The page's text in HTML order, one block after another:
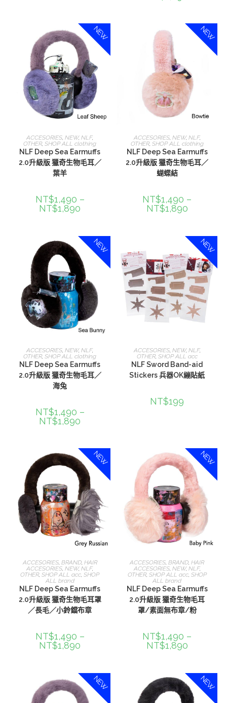
NEW
選擇規格
ACCESORIES,NEW,NLF,
OTHER,SHOP ALL clothing
NLF Deep Sea Earmuffs
2.0升級版 獵奇生物毛耳／
葉羊
NT$1,490 –
NT$1,890
NEW
選擇規格
ACCESORIES, NEW, NLF,
OTHER, SHOP ALL clothing
NLF Deep Sea Earmuffs
2.0升級版 獵奇生物毛耳／
蝴蝶結
NT$1,490 –
NT$1,890
NEW
選擇規格
ACCESORIES ,NEW,NLF,
OTHER,SHOP ALL clothing
NLF Deep Sea Earmuffs
2.0升級版 獵奇生物毛耳／
海兔
NT$1,490 –
NT$1,890
NEW
加入購物車
ACCESORIES, NEW, NLF,
OTHER, SHOP ALL acc
NLF Sword Band-aid
Stickers 兵器OK繃貼紙
NT$199
NEW
選擇規格
ACCESORIES, BRAND, HAIR
ACCESORIES,NEW,NLF,
OTHER,SHOP ALL acc,SHOP
ALL brand
NLF Deep Sea Earmuffs
2.0升級版 獵奇生物毛耳罩
／長毛／小鈴鐺布章
NT$1,490 –
NT$1,890
NEW
選擇規格
ACCESORIES,BRAND,HAIR
ACCESORIES, NEW, NLF,
OTHER, SHOP ALL acc, SHOP
ALL brand
NLF Deep Sea Earmuffs
2.0升級版 獵奇生物毛耳
罩/素面無布章/粉
NT$1,490 –
NT$1,890
NEW NEW